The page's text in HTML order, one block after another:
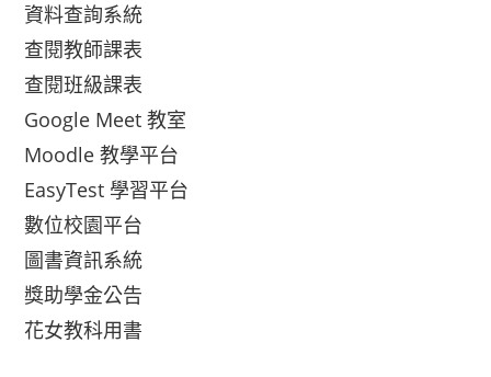
資料查詢系統
查閱教師課表
查閱班級課表
Google Meet 教室
Moodle 教學平台
EasyTest 學習平台
數位校園平台
圖書資訊系統
獎助學金公告
花女教科用書